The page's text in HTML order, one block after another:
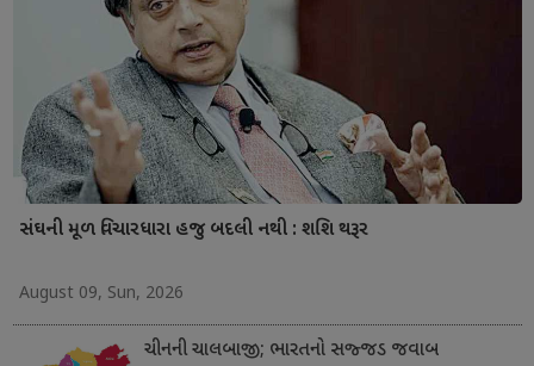
સંઘની મૂળ વિચારધારા હજુ બદલી નથી : શશિ થરૂર
August 09, Sun, 2026
ચીનની ચાલબાજી; ભારતનો સજ્જડ જવાબ